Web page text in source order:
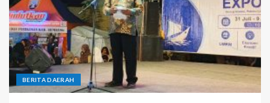
BERITA DAERAH